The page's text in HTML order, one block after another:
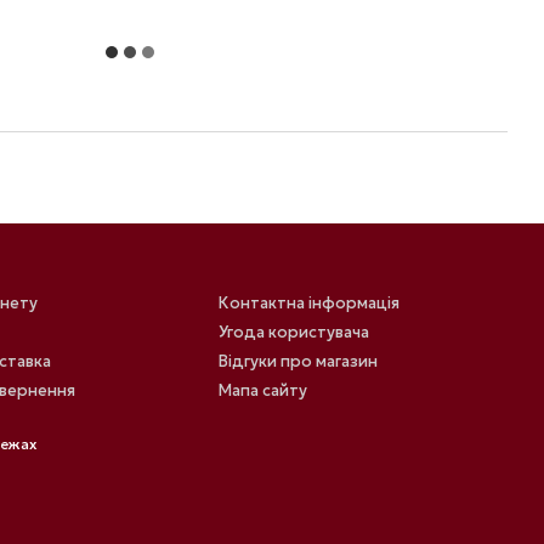
Контактна інформація
Угода користувача
Відгуки про магазин
Мапа сайту